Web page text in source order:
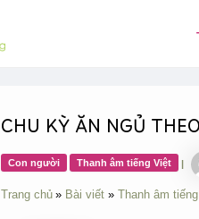
CHU KỲ ĂN NGỦ
Con người Thanh âm tiếng Việt |
Trang chủ Bài viết Thanh âm